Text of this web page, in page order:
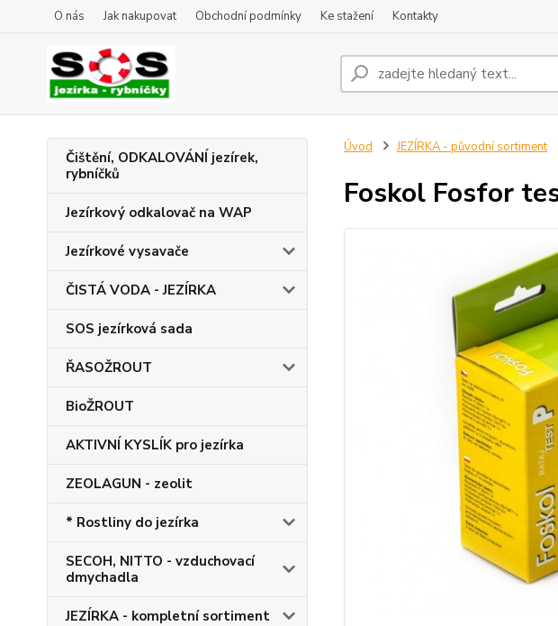
O nás Jak nakupovat Obchodní podmínky Ke stažení Kontakty
Čištění, ODKALOVÁNÍ jezírek,
rybníčků
Jezírkový odkalovač na WAP
Jezírkové vysavače
ČISTÁ VODA - JEZÍRKA
SOS jezírková sada
ŘASOŽROUT
BioŽROUT
AKTIVNÍ KYSLÍK pro jezírka
ZEOLAGUN - zeolit
* Rostliny do jezírka
SECOH, NITTO - vzduchovací
dmychadla
JEZÍRKA - kompletní sortiment
Úvod JEZÍRKA - původní sortiment
Foskol Fosfor